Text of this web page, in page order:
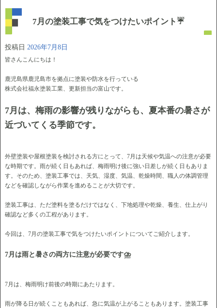
7月の塗装工事で気をつけたいポイント☔
投稿日 2026年7月8日
皆さんこんにちは！
鹿児島県鹿児島市を拠点に塗装や防水を行っている
株式会社福永塗装工業、更新担当の富山です。
7月は、梅雨の影響が残りながらも、夏本番の暑さが
近づいてくる季節です。
外壁塗装や屋根塗装を検討される方にとって、7月は天候や気温への注意が必要
な時期です。雨が続く日もあれば、梅雨明け後に強い日差しが続く日もありま
す。そのため、塗装工事では、天気、湿度、気温、乾燥時間、職人の体調管理
などを確認しながら作業を進めることが大切です。
塗装工事は、ただ塗料を塗るだけではなく、下地処理や乾燥、養生、仕上がり
確認など多くの工程があります。
今回は、7月の塗装工事で気をつけたいポイントについてご紹介します。
7月は雨と暑さの両方に注意が必要です⛈
7月は、梅雨明け前後の時期にあたります。
雨が降る日が続くこともあれば、急に気温が上がることもあります。塗装工事